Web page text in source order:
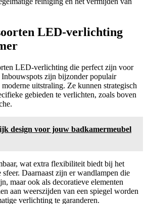
LED-verlichting
LED-verlichting die perfect zijn voor
zijn bijzonder populair
uitstraling. Ze kunnen strategisch
gebieden te verlichten, zoals boven
design voor jouw badkamermeubel
wat extra flexibiliteit biedt bij het
sfeer. Daarnaast zijn er wandlampen die
maar ook als decoratieve elementen
aan weerszijden van een spiegel worden
verlichting te garanderen.